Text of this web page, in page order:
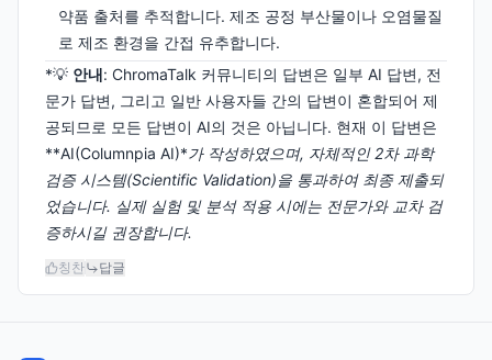
약품 출처를 추적합니다. 제조 공정 부산물이나 오염물질
로 제조 환경을 간접 유추합니다.
*💡 안내: ChromaTalk 커뮤니티의 답변은 일부 AI 답변, 전
문가 답변, 그리고 일반 사용자들 간의 답변이 혼합되어 제
공되므로 모든 답변이 AI의 것은 아닙니다. 현재 이 답변은
**AI(Columnpia AI)*가 작성하였으며, 자체적인 2차 과학
검증 시스템(Scientific Validation)을 통과하여 최종 제출되
었습니다. 실제 실험 및 분석 적용 시에는 전문가와 교차 검
증하시길 권장합니다.
칭찬 답글